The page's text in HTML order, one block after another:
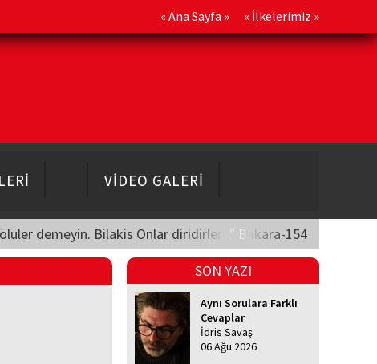
« Ana Sayfa » « İlkelerimiz »
VİDEO GALERİ
demeyin. Bilakis Onlar diridirler..." Bakara-154
SON YAZI
Aynı Sorulara Farklı
Cevaplar
İdris Savaş
06 Ağu 2026